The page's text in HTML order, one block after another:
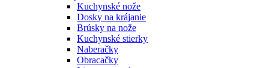
Kuchynské nože
Dosky na krájanie
Brúsky na nože
Kuchynské stierky
Naberačky
Obracačky